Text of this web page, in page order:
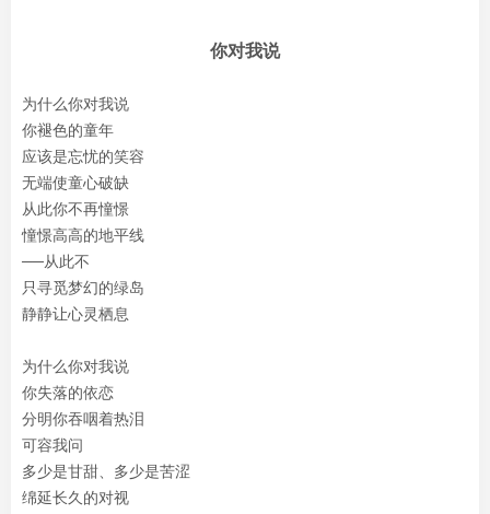
你对我说
为什么你对我说
你褪色的童年
应该是忘忧的笑容
无端使童心破缺
从此你不再憧憬
憧憬高高的地平线
──从此不
只寻觅梦幻的绿岛
静静让心灵栖息
为什么你对我说
你失落的依恋
分明你吞咽着热泪
可容我问
多少是甘甜、多少是苦涩
绵延长久的对视